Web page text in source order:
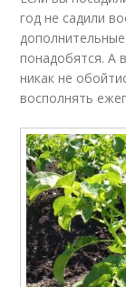
год не садили
понадобятся. А
никак не
восполнять